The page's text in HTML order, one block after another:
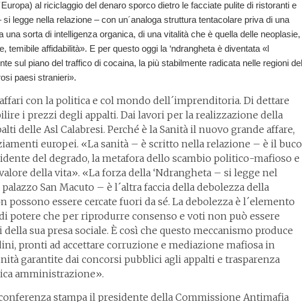
al riciclaggio del denaro sporco dietro le facciate pulite di ristoranti e
legge nella relazione – con un´analoga struttura tentacolare priva di una
sorta di intelligenza organica, di una vitalità che è quella delle neoplasie,
temibile affidabilità». E per questo oggi la ‘ndrangheta è diventata «l
sul piano del traffico di cocaina, la più stabilmente radicata nelle regioni del
paesi stranieri».
con la politica e col mondo dell´imprenditoria. Di dettare
i prezzi degli appalti. Dai lavori per la realizzazione della
delle Asl Calabresi. Perché è la Sanità il nuovo grande affare,
europei. «La sanità – è scritto nella relazione – è il buco
del degrado, la metafora dello scambio politico-mafioso e
della vita». «La forza della ‘Ndrangheta – si legge nel
San Macuto – è l´altra faccia della debolezza della
possono essere cercate fuori da sé. La debolezza è l´elemento
potere che per riprodurre consenso e voti non può essere
sua presa sociale. È così che questo meccanismo produce
pronti ad accettare corruzione e mediazione mafiosa in
garantite dai concorsi pubblici agli appalti e trasparenza
amministrazione».
stampa il presidente della Commissione Antimafia